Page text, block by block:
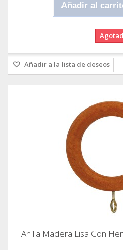
Añadir al
Añadir a la lista de deseos
Anilla Madera Lisa Con